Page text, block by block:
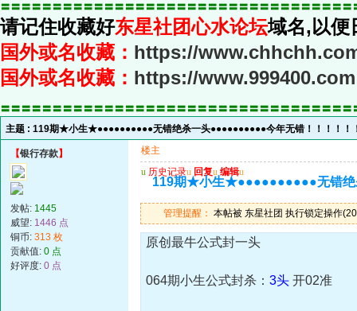
〓〓〓〓〓〓〓〓〓〓〓〓〓〓〓〓〓〓〓〓〓〓〓〓〓〓〓〓〓〓〓〓〓〓
请记住收藏好东星社团心水论坛域名,以便
国外或名收藏： https://
国外或名收藏： https://www.999400.com
〓〓〓〓〓〓〓〓〓〓〓〓〓〓〓〓〓〓〓〓〓〓〓〓〓〓〓〓〓〓〓〓〓〓
主题 : 119期★小生★●●●●●●●●●●无错绝杀一头●●●●●●●●●●今年无错！！！！！
【银行存款】
发帖: 1445
威望: 1446 点
铜币: 313 枚
贡献值: 0 点
好评度: 0 点
楼主
u 历史记录u 回复u 编辑u
119期★小生★●●●●●●●●●●无错绝
管理提醒： 本帖被 东星社团 执行锁定操作
原创最牛公式封一头
064期小生公式封杀： 3头 开02准